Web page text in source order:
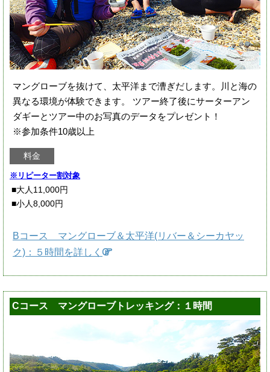
マングローブを抜けて、太平洋まで漕ぎだします。川と海の
異なる環境が体験できます。 ツアー終了後にサーターアン
ダギーとツアー中のお写真のデータをプレゼント！
※参加条件10歳以上
料金
※リピーター割対象
■大人11,000円
■小人8,000円
Bコース マングローブ＆太平洋(リバー＆シーカヤッ
ク)：５時間を詳しく
Cコース マングローブトレッキング：１時間